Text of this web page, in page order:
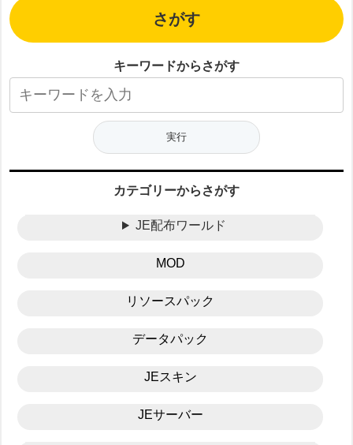
さがす
キーワードからさがす
カテゴリーからさがす
JE配布ワールド
MOD
リソースパック
データパック
JEスキン
JEサーバー